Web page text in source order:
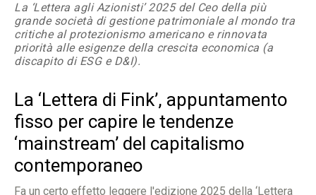
La ‘Lettera agli Azionisti’ 2025 del Ceo della più
grande società di gestione patrimoniale al mondo tra
critiche al protezionismo americano e rinnovata
priorità alle esigenze della crescita economica (a
discapito di ESG e D&I).
La ‘Lettera di Fink’, appuntamento
fisso per capire le tendenze
‘mainstream’ del capitalismo
contemporaneo
Fa un certo effetto leggere l'edizione 2025 della ‘Lettera